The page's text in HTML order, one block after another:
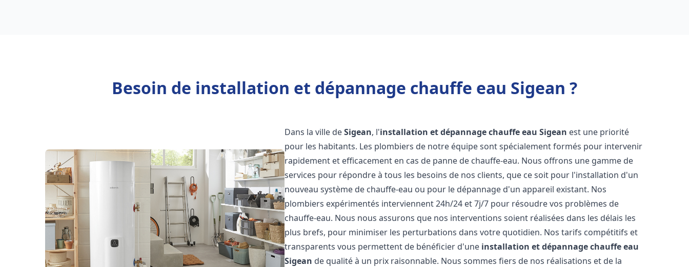
Besoin de installation et dépannage chauffe eau Sigean ?
Dans la ville deSigean, l'installation et dépannage chauffe eau Sigean est une priorité
pour les habitants. Les plombiers de notre équipe sont spécialement formés pour intervenir
rapidement et efficacement en cas de panne de chauffe-eau. Nous offrons une gamme de
services pour répondre à tous les besoins de nos clients, que ce soit pour l'installation d'un
nouveau système de chauffe-eau ou pour le dépannage d'un appareil existant. Nos
plombiers expérimentés interviennent 24h/24 et 7j/7 pour résoudre vos problèmes de
chauffe-eau. Nous nous assurons que nos interventions soient réalisées dans les délais les
plus brefs, pour minimiser les perturbations dans votre quotidien. Nos tarifs compétitifs et
transparents vous permettent de bénéficier d'une installation et dépannage chauffe eau
Sigean de qualité à un prix raisonnable. Nous sommes fiers de nos réalisations et de la